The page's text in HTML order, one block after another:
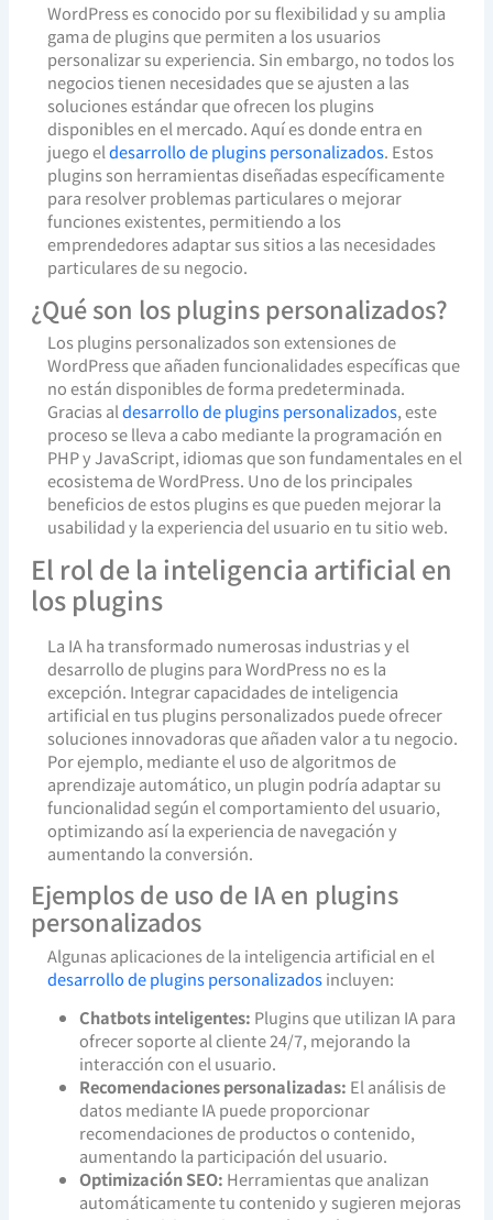
WordPress es conocido por su flexibilidad y su amplia
gama de plugins que permiten a los usuarios
personalizar su experiencia. Sin embargo, no todos los
negocios tienen necesidades que se ajusten a las
soluciones estándar que ofrecen los plugins
disponibles en el mercado. Aquí es donde entra en
juego eldesarrollo de plugins personalizados. Estos
plugins son herramientas diseñadas específicamente
para resolver problemas particulares o mejorar
funciones existentes, permitiendo a los
emprendedores adaptar sus sitios a las necesidades
particulares de su negocio.
¿Qué son los plugins personalizados?
Los plugins personalizados son extensiones de
WordPress que añaden funcionalidades específicas que
no están disponibles de forma predeterminada.
Gracias aldesarrollo de plugins personalizados, este
proceso se lleva a cabo mediante la programación en
PHP y JavaScript, idiomas que son fundamentales en el
ecosistema de WordPress. Uno de los principales
beneficios de estos plugins es que pueden mejorar la
usabilidad y la experiencia del usuario en tu sitio web.
El rol de la inteligencia artificial en
los plugins
La IA ha transformado numerosas industrias y el
desarrollo de plugins para WordPress no es la
excepción. Integrar capacidades de inteligencia
artificial en tus plugins personalizados puede ofrecer
soluciones innovadoras que añaden valor a tu negocio.
Por ejemplo, mediante el uso de algoritmos de
aprendizaje automático, un plugin podría adaptar su
funcionalidad según el comportamiento del usuario,
optimizando así la experiencia de navegación y
aumentando la conversión.
Ejemplos de uso de IA en plugins
personalizados
Algunas aplicaciones de la inteligencia artificial en el
desarrollo de plugins personalizadosincluyen:
Chatbots inteligentes: Plugins que utilizan IA para
ofrecer soporte al cliente 24/7, mejorando la
interacción con el usuario.
Recomendaciones personalizadas: El análisis de
datos mediante IA puede proporcionar
recomendaciones de productos o contenido,
aumentando la participación del usuario.
Optimización SEO: Herramientas que analizan
automáticamente tu contenido y sugieren mejoras